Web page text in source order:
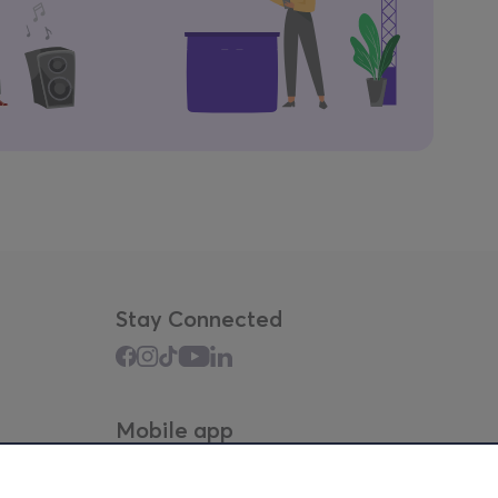
Stay Connected
Mobile app